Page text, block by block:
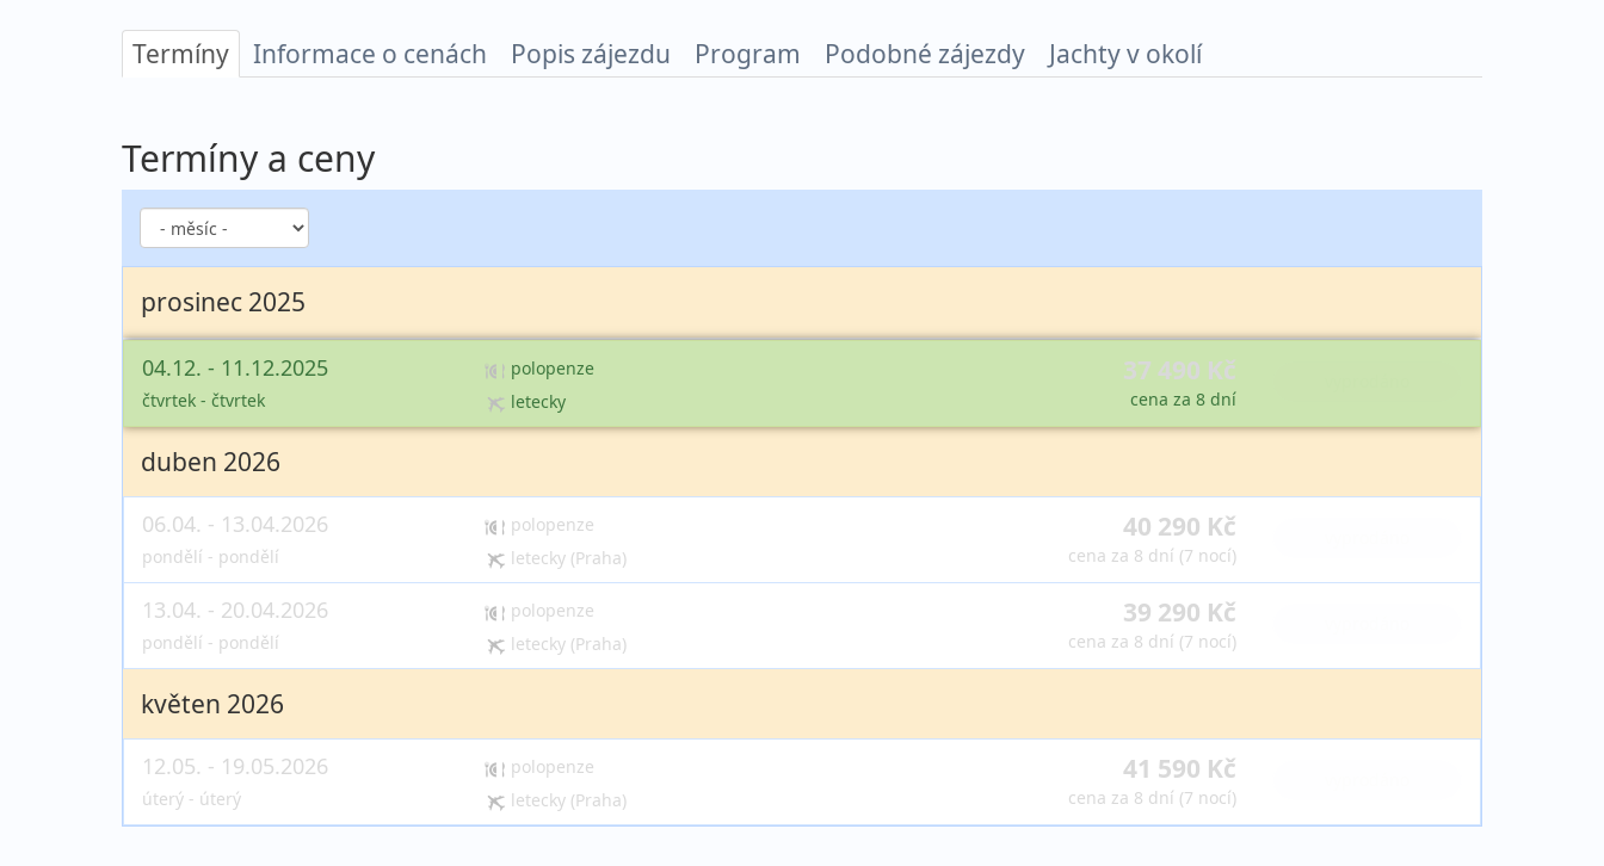
Termíny Informace o cenách Popis zájezdu Program Podobné zájezdy Jachty v okolí
Termíny a ceny
prosinec 2025
04.12. - 11.12.2025
čtvrtek - čtvrtek
polopenze
letecky
37 490 Kč
cena za 8 dní
duben 2026
06.04. - 13.04.2026
pondělí - pondělí
polopenze
letecky (Praha)
40 290 Kč
cena za 8 dní (7 nocí)
13.04. - 20.04.2026
pondělí - pondělí
polopenze
letecky (Praha)
39 290 Kč
cena za 8 dní (7 nocí)
květen 2026
12.05. - 19.05.2026
úterý - úterý
polopenze
letecky (Praha)
41 590 Kč
cena za 8 dní (7 nocí)